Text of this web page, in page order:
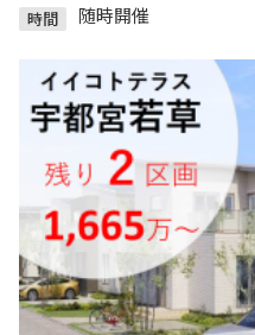
時間 随時開催